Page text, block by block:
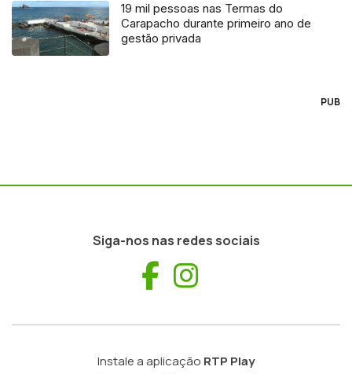
19 mil pessoas nas Termas do
Carapacho durante primeiro ano de
gestão privada
PUB
Siga-nos nas redes sociais
Facebook
Instale a aplicação RTP Play